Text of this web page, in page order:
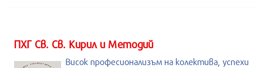
ПХГ Св. Св. Кирил и Методий
Висок професионализъм на колектива, успехи